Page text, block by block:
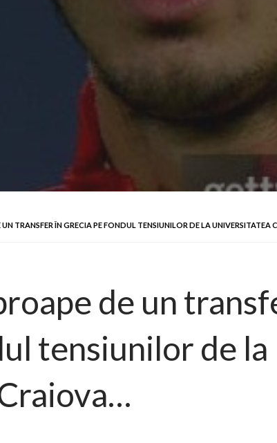
TRANSFER ÎN GRECIA PE FONDUL TENSIUNILOR DE LA UNIVERSITATEA
de un
tensiunilor de la